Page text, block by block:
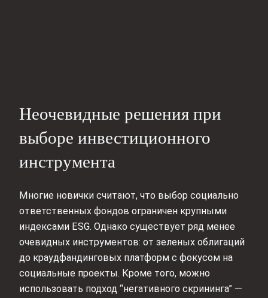
Неочевидные решения при
выборе инвестиционного
инструмента
Многие новички считают, что выбор социально
ответственных фондов ограничен крупными
индексами ESG. Однако существует ряд менее
очевидных инструментов: от зеленых облигаций
до краудфандинговых платформ с фокусом на
социальные проекты. Кроме того, можно
использовать подход “негативного скрининга” —